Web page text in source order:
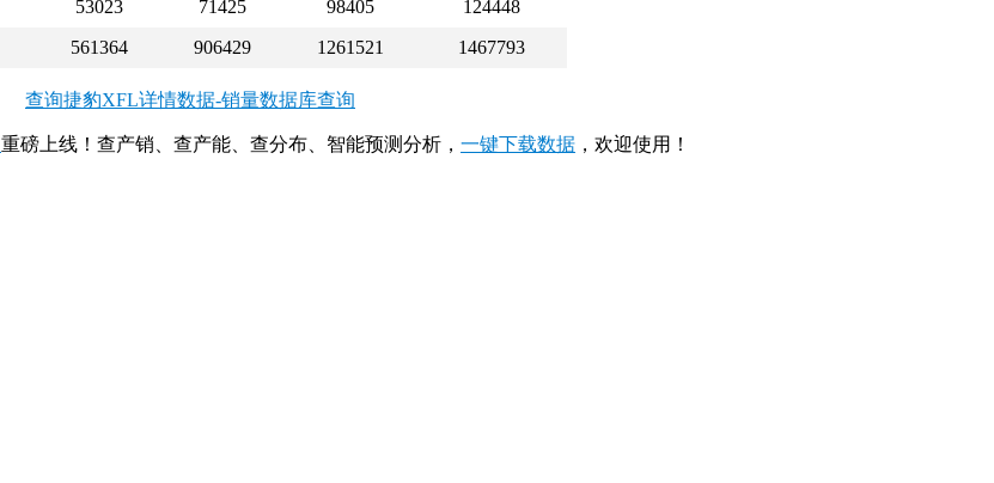
53023 71425 98405
124448
561364 906429 1261521 1467793
查询捷豹XFL详情数据-销量数据库查询
重磅上线！查产销、查产能、查分布、智能预测分析， 一键下载数据 ，欢迎使用！